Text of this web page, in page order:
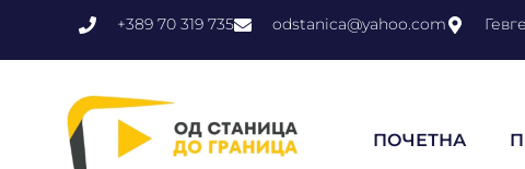
+389 70 319 735 odstanica@yahoo.com
ПОЧЕТНА